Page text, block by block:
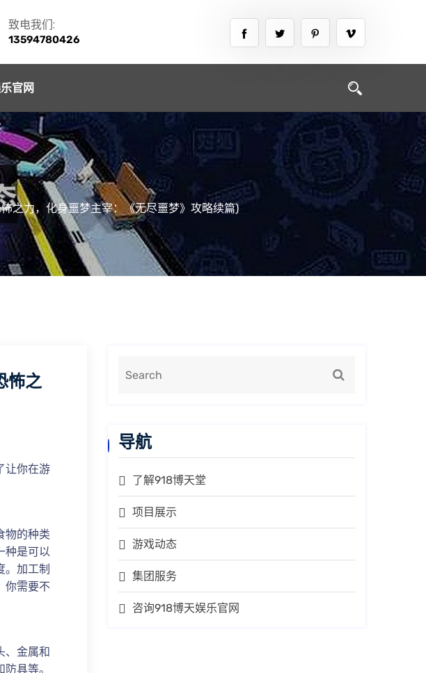
致电我们:
13594780426
官网
之力，化身噩梦主宰：《无尽噩梦》攻略续篇)
怖之
让你在游
物的种类
种是可以
加工制
你需要不
、金属和
具等。
导航
了解918博天堂
项目展示
游戏动态
集团服务
咨询918博天娱乐官网